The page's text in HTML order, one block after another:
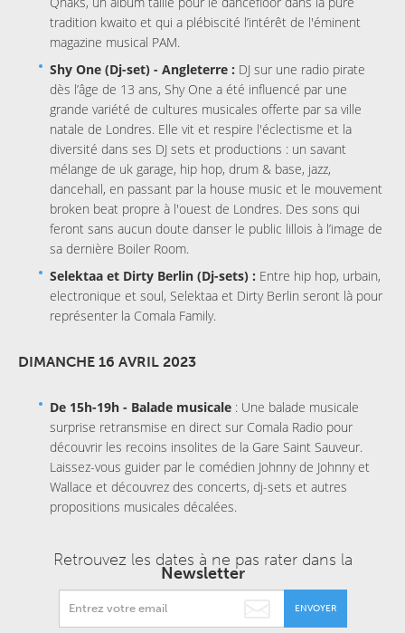
tradition kwaito et qui a plébiscité l’intérêt de l'éminent
magazine musical PAM.
Shy One (Dj-set) - Angleterre : DJ sur une radio pirate
dès l’âge de 13 ans, Shy One a été influencé par une
grande variété de cultures musicales offerte par sa ville
natale de Londres. Elle vit et respire l'éclectisme et la
diversité dans ses DJ sets et productions : un savant
mélange de uk garage, hip hop, drum & base, jazz,
dancehall, en passant par la house music et le mouvement
broken beat propre à l'ouest de Londres. Des sons qui
feront sans aucun doute danser le public lillois à l’image de
sa dernière Boiler Room.
Selektaa et Dirty Berlin (Dj-sets) : Entre hip hop, urbain,
electronique et soul, Selektaa et Dirty Berlin seront là pour
représenter la Comala Family.
DIMANCHE 16 AVRIL 2023
De 15h-19h - Balade musicale : Une balade musicale
surprise retransmise en direct sur Comala Radio pour
découvrir les recoins insolites de la Gare Saint Sauveur.
Laissez-vous guider par le comédien Johnny de Johnny et
Wallace et découvrez des concerts, dj-sets et autres
propositions musicales décalées.
Retrouvez les dates à ne pas rater dans la
Newsletter
ENVOYER